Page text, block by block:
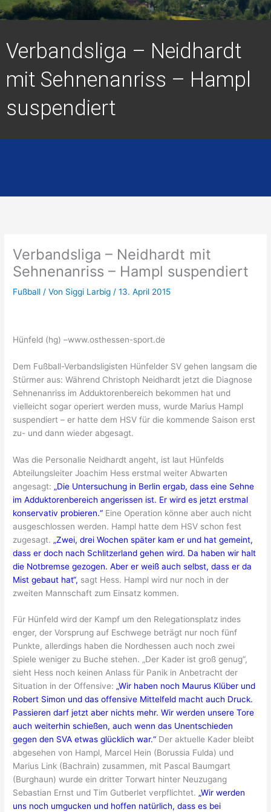
Verbandsliga – Neidhardt
mit Sehnenanriss – Hampl
suspendiert
Verbandsliga – Neidhardt mit
Sehnenanriss – Hampl suspendiert
Fußball / Von Siggi Larbig/13. April 2015
Hünfeld (hg) –www.osthessen-sport.de
Dem Fußball-Verbandsligisten Hünfelder SV gehen langsam die
Stürmer aus: Während Christoph Neidhardt jetzt die Diagnose
Sehnenanriss im Adduktorenbereich bekommen hat und
vielleicht sogar operiert werden muss, wurde Marius Hampl
suspendiert – er hatte dem HSV für die kommende Saison erst
zu- und dann wieder abgesagt.
Was die Personalie Neidhardt angeht, ist laut Hünfelds
Abteilungsleiter Joachim Hess erstmal weiter Abwarten
angesagt: „Die Untersuchung in Berlin ergab, dass eine Sehne
im Adduktorenbereich angerissen ist. Er wird es jetzt erstmal
konservativ probieren.“ Eine Operation könne aber auch nicht
ausgeschlossen werden. Hampl hatte dem HSV schon fest
zugesagt. „Zwei, drei Wochen später kam er und hat gemeint,
dass er doch nach Schlitzerland gehen wird. Da haben wir halt
die Notbremse gezogen. Aber er weiß auch selbst, dass er da
Mist gebaut hat“, sagt Hess. Hampl wird nur noch in der
zweiten Mannschaft zum Einsatz kommen.
Für Hünfeld wird der Kampf um den Relegationsplatz indes
enger, der Vorsprung auf Eschwege beträgt nur noch fünf
Punkte, allerdings haben die Nordhessen auch noch zwei
Spiele weniger zu Buche stehen. „Der Kader ist groß genug“,
sieht Hess noch keinen Anlass für Panik in Anbetracht der
Situation in der Offensive: „Wir haben noch Maurus Klüber und
Robert Simon und das offensive Mittelfeld macht auch Druck.
Passieren darf jetzt aber nichts mehr. Wir werden unsere Tore
auch weiterhin schießen, auch wenn das Unentschieden
gegen den SVA etwas glücklich war.“ Der aktuelle Kader bleibt
abgesehen von Hampl, Marcel Hein (Borussia Fulda) und
Marius Link (Bachrain) zusammen, mit Pascal Baumgart
(Burghaun) wurde ein dritter Torwart hinter Neuzugang
Sebastian Ernst und Tim Gutberlet verpflichtet. „Wir werden
uns noch umgucken und hoffen natürlich, dass es bei